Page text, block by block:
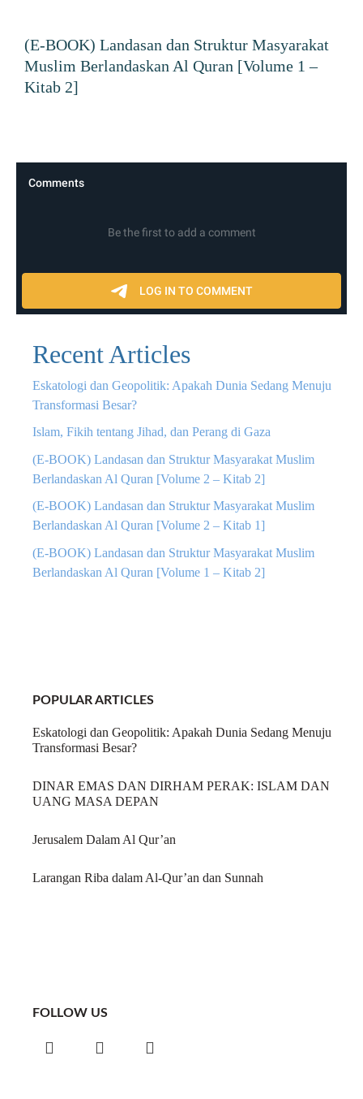
(E-BOOK) Landasan dan Struktur Masyarakat
Muslim Berlandaskan Al Quran [Volume 1 –
Kitab 2]
Recent Articles
Eskatologi dan Geopolitik: Apakah Dunia Sedang Menuju
Transformasi Besar?
Islam, Fikih tentang Jihad, dan Perang di Gaza
(E-BOOK) Landasan dan Struktur Masyarakat Muslim
Berlandaskan Al Quran [Volume 2 – Kitab 2]
(E-BOOK) Landasan dan Struktur Masyarakat Muslim
Berlandaskan Al Quran [Volume 2 – Kitab 1]
(E-BOOK) Landasan dan Struktur Masyarakat Muslim
Berlandaskan Al Quran [Volume 1 – Kitab 2]
POPULAR ARTICLES
Eskatologi dan Geopolitik: Apakah Dunia Sedang Menuju
Transformasi Besar?
DINAR EMAS DAN DIRHAM PERAK: ISLAM DAN
UANG MASA DEPAN
Jerusalem Dalam Al Qur’an
Larangan Riba dalam Al-Qur’an dan Sunnah
FOLLOW US
Instagram
FacebookTelegram